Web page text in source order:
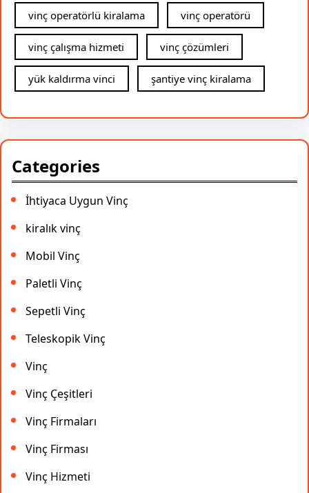
vinç operatörlü kiralama vinç operatörü
vinç çalışma hizmeti vinç çözümleri
yük kaldırma vinci şantiye vinç kiralama
Categories
İhtiyaca Uygun Vinç
kiralık vinç
Mobil Vinç
Paletli Vinç
Sepetli Vinç
Teleskopik Vinç
Vinç
Vinç Çeşitleri
Vinç Firmaları
Vinç Firması
Vinç Hizmeti